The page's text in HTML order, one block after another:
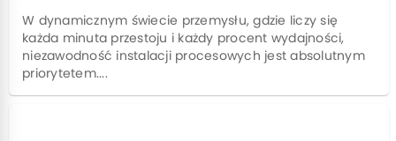
W dynamicznym świecie przemysłu, gdzie liczy się
każda minuta przestoju i każdy procent wydajności,
niezawodność instalacji procesowych jest absolutnym
priorytetem....